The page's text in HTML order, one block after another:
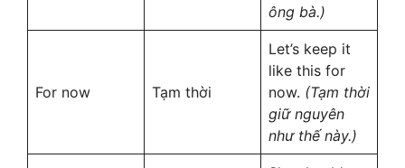
ông bà.)
For now Tạm thời
Let’s keep it
like this for
now. (Tạm thời
giữ nguyên
như thế này.)